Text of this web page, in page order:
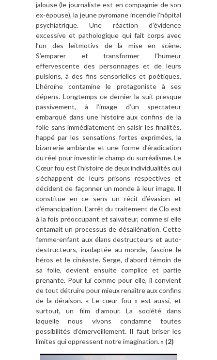
jalouse (le journaliste est en compagnie de son
ex-épouse), la jeune pyromane incendie l’hôpital
psychiatrique. Une réaction d’évidence
excessive et pathologique qui fait corps avec
l’un des leitmotivs de la mise en scène.
S’emparer et transformer l’humeur
effervescente des personnages et de leurs
pulsions, à des fins sensorielles et poétiques.
L’héroïne contamine le protagoniste à ses
dépens. Longtemps ce dernier la suit presque
passivement, à l’image d’un spectateur
embarqué dans une histoire aux confins de la
folie sans immédiatement en saisir les finalités,
happé par les sensations fortes exprimées, la
bizarrerie ambiante et une forme d’éradication
du réel pour investir le champ du surréalisme. Le
Cœur fou est l’histoire de deux individualités qui
s’échappent de leurs prisons respectives et
décident de façonner un monde à leur image. Il
constitue en ce sens un récit d’évasion et
d’émancipation. L’arrêt du traitement de Clo est
à la fois préoccupant et salvateur, comme si elle
entamait un processus de désaliénation. Cette
femme-enfant aux élans destructeurs et auto-
destructeurs, inadaptée au monde, fascine le
héros et le cinéaste. Serge, d’abord témoin de
sa folie, devient ensuite complice et partie
prenante. Pour lui comme pour elle, il convient
de tout détruire pour mieux renaître aux confins
de la déraison. « Le cœur fou » est aussi, et
surtout, un film d’amour. La société dans
laquelle nous vivons condamne toutes
possibilités d’émerveillement. Il faut briser les
limites qui oppressent notre imagination. » (2)